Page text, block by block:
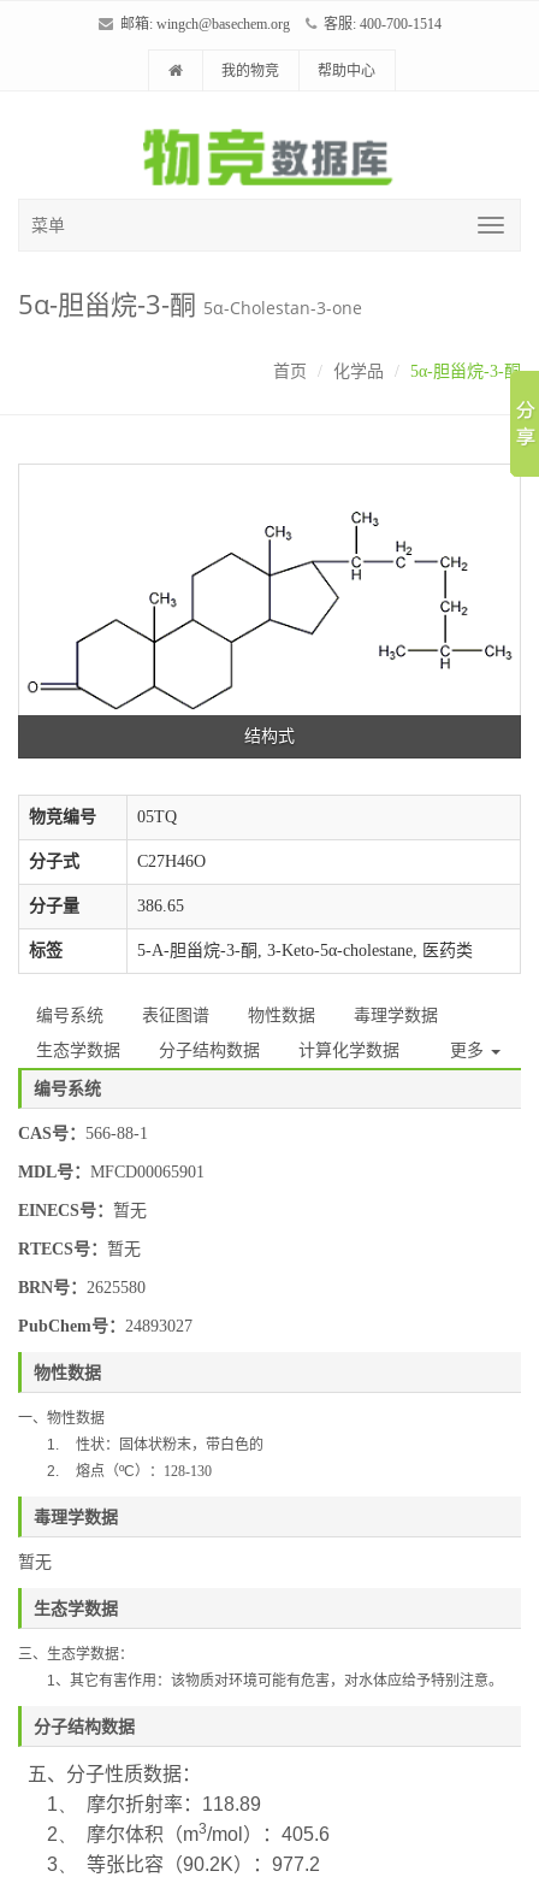
邮箱: wingch@basechem.org 客服: 400-700-1514
我的物竞 帮助中心
菜单
5α-胆甾烷-3-酮 5α-Cholestan-3-one
首页 化学品 5α-胆甾烷-3-酮
结构式
物竞编号 05TQ
分子式 C27H46O
分子量 386.65
标签 5-Α-胆甾烷-3-酮, 3-Keto-5α-cholestane, 医药类
编号系统 表征图谱 物性数据
毒理学数据
生态学数据
分子结构数据 计算化学数据 更多
编号系统
CAS号： 566-88-1
MDL号： MFCD00065901
EINECS号： 暂无
RTECS号： 暂无
BRN号： 2625580
PubChem号： 24893027
物性数据
一、物性数据
1.
性状：固体状粉末，带白色的
2.
熔点（ºC）：128-130
毒理学数据
暂无
生态学数据
三、生态学数据：
1、其它有害作用：该物质对环境可能有危害，对水体应给予特别注意。
分子结构数据
五、分子性质数据：
1、
摩尔折射率： 118.89
2、
摩尔体积（m3/mol ）： 405.6
3、
等张比容（90.2K）： 977.2